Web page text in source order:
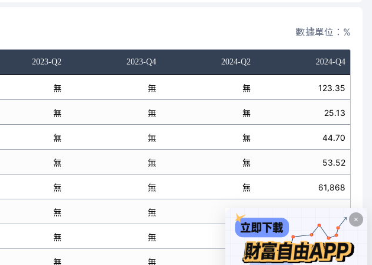
數據單位：%
2023-Q2 2023-Q4 2024-Q2 2024-Q4
無 無 無 123.35
無 無 無 25.13
無 無 無 44.70
無 無 無 53.52
無 無 無 61,868
無 無 無
無 無 無 22,420
無 無 無 26,846